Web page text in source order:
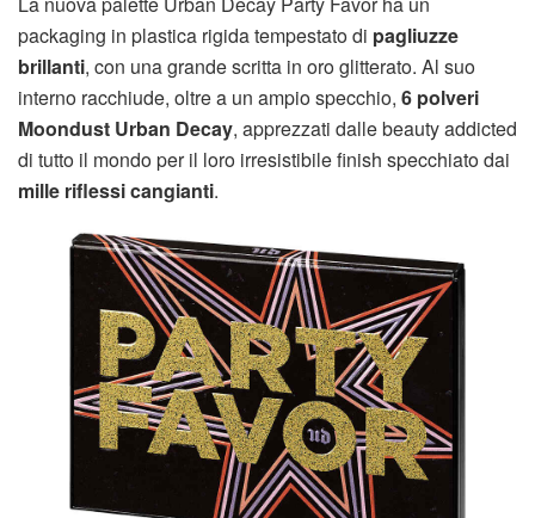
packaging in plastica rigida tempestato di pagliuzze
brillanti, con una grande scritta in oro glitterato. Al suo
interno racchiude, oltre a un ampio specchio, 6 polveri
Moondust Urban Decay, apprezzati dalle beauty addicted
di tutto il mondo per il loro irresistibile finish specchiato dai
mille riflessi cangianti.